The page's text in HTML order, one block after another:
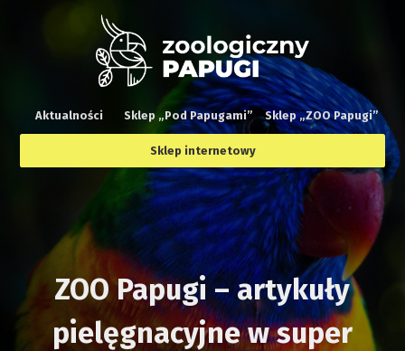
Aktualności Sklep „Pod Papugami” Sklep „ZOO Papugi”
Sklep internetowy
ZOO Papugi – artykuły
pielęgnacyjne w super